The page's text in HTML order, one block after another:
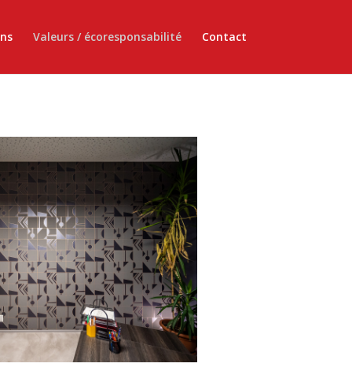
Valeurs / écoresponsabilité Contact